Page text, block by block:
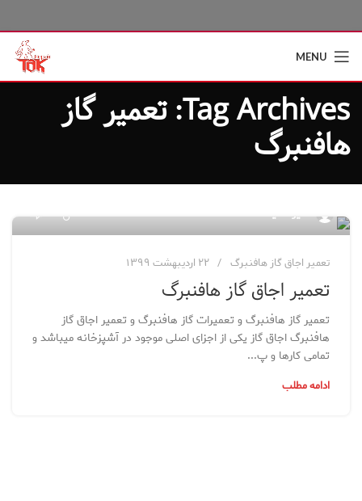
MENU
Tag Archives: تعمیر گاز
هافنبرگ
مدیر سایت
تعمیر اجاق گاز هافنبرگ ۲۲ اردیبهشت ۱۳۹۹
تعمیر اجاق گاز هافنبرگ
تعمیر گاز هافنبرگ و تعمیرات گاز هافنبرگ و تعمیر اجاق گاز
هافنبرگ اجاق گاز یکی از اجزای اصلی موجود در آشپزخانه میباشد و
تمامی کارها و پ...
ادامه مطلب